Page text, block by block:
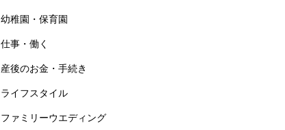
幼稚園・保育園
仕事・働く
産後のお金・手続き
ライフスタイル
ファミリーウエディング